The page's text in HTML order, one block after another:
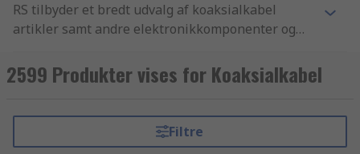
RS tilbyder et bredt udvalg af koaksialkabel
artikler samt andre elektronikkomponenter og
konkurrencedygtige priser, industri-godkendte
produkter og det høje niveau af kundeservice
intet under at vi er verdenskendte for at være en
af de bedste, når det kommer til levering af
2599 Produkter vises for Koaksialkabel
Filtre